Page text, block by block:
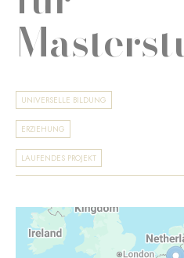
UNIVERSELLE BILDUNG
ERZIEHUNG
LAUFENDES PROJEKT